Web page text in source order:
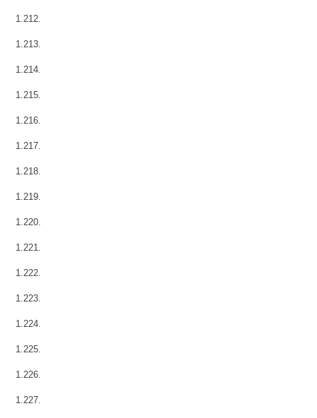
1.212.
1.213.
1.214.
1.215.
1.216.
1.217.
1.218.
1.219.
1.220.
1.221.
1.222.
1.223.
1.224.
1.225.
1.226.
1.227.